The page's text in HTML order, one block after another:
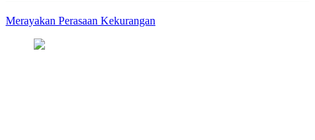
Merayakan Perasaan Kekurangan